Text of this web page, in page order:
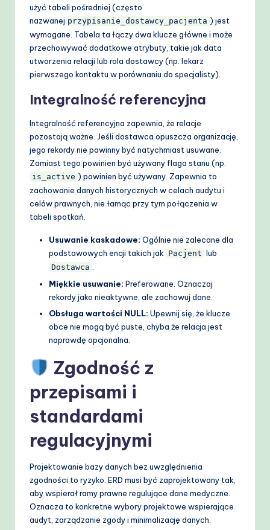
użyć tabeli pośredniej (często
nazwanej przypisanie_dostawcy_pacjenta ) jest
wymagane. Tabela ta łączy dwa klucze główne i może
przechowywać dodatkowe atrybuty, takie jak data
utworzenia relacji lub rola dostawcy (np. lekarz
pierwszego kontaktu w porównaniu do specjalisty).
Integralność referencyjna
Integralność referencyjna zapewnia, że relacje
pozostają ważne. Jeśli dostawca opuszcza organizację,
jego rekordy nie powinny być natychmiast usuwane.
Zamiast tego powinien być używany flaga stanu (np.
is_active ) powinien być używany. Zapewnia to
zachowanie danych historycznych w celach audytu i
celów prawnych, nie łamąc przy tym połączenia w
tabeli spotkań.
Usuwanie kaskadowe: Ogólnie nie zalecane dla
podstawowych encji takich jak Pacjent lub
Dostawca
Miękkie usuwanie: Preferowane. Oznaczaj
rekordy jako nieaktywne, ale zachowuj dane.
Obsługa wartości NULL: Upewnij się, że klucze
obce nie mogą być puste, chyba że relacja jest
naprawdę opcjonalna.
Zgodność z
przepisami i
standardami
regulacyjnymi
Projektowanie bazy danych bez uwzględnienia
zgodności to ryzyko. ERD musi być zaprojektowany tak,
aby wspierał ramy prawne regulujące dane medyczne.
Oznacza to konkretne wybory projektowe wspierające
audyt, zarządzanie zgody i minimalizację danych.